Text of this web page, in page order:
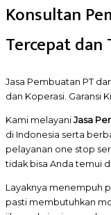
Konsultan
Tercepat dan
Jasa Pembuatan PT
dan Koperasi. Garansi
Kami melayani Jasa
di Indonesia serta
pelayanan one stop
tidak bisa Anda temui
Layaknya menempuh
pasti membutuhkan